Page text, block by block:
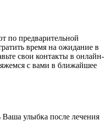
по предварительной
время на ожидание в
свои контакты в онлайн-
с вами в ближайшее
Ваша улыбка после лечения